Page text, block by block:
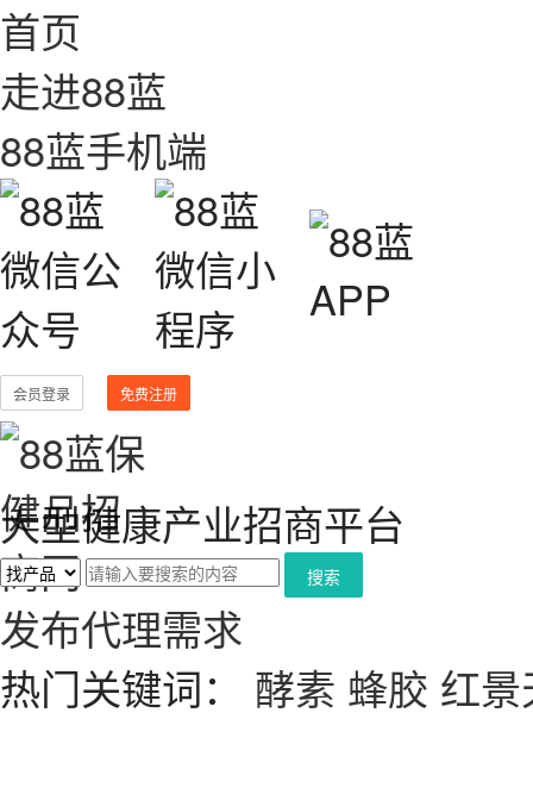
首页
走进88蓝
88蓝手机端
会员登录 免费注册
大型健康产业招商平台
搜索
发布代理需求
热门关键词： 酵素 蜂胶 红景